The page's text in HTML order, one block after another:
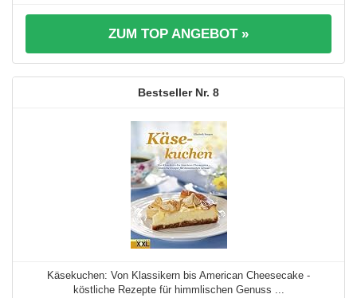
ZUM TOP ANGEBOT »
8
Käsekuchen: Von Klassikern bis American Cheesecake -
köstliche Rezepte für himmlischen Genuss ...